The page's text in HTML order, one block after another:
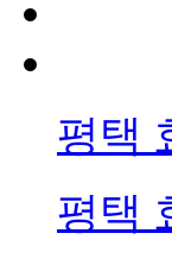
평택
평택